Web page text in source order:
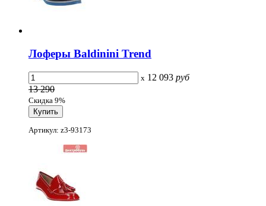
Лоферы Baldinini Trend
x 12 093 руб
13 290
Скидка 9%
Артикул: z3-93173